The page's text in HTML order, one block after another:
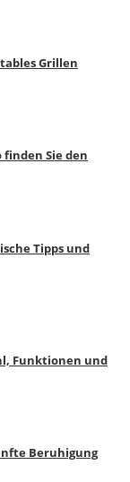
Grillen
finden Sie den
Tipps und
Funktionen und
Beruhigung